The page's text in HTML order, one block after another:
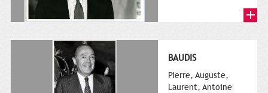
BAUDIS
Pierre, Auguste,
Laurent, Antoine